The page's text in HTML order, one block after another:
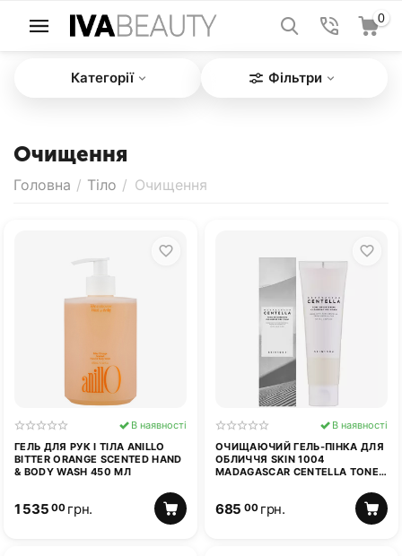
0
Категорії Фільтри
Очищення
Головна / Тіло / Очищення
ГЕЛЬ ДЛЯ РУК І ТІЛА ANILLO
BITTER ORANGE SCENTED HAND
& BODY WASH 450 МЛ
В наявності
1 535 00 грн.
ОЧИЩАЮЧИЙ ГЕЛЬ-ПІНКА ДЛЯ
ОБЛИЧЧЯ SKIN 1004
MADAGASCAR CENTELLA TONE
В наявності
685 00 грн.